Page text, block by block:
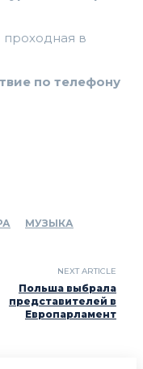
проходная в
по телефону
МУЗЫКА
NEXT ARTICLE
Польша выбрала
представителей в
Европарламент